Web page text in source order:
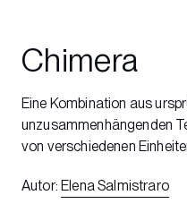
Chimera
Eine Kombination aus
unzusammenhängenden
von verschiedenen
Autor: Elena Salmistraro